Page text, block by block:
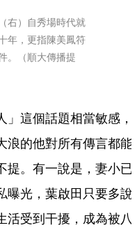
右）自秀場時代就
年，更指陳美鳳符
。（順大傳播提
」這個話題相當敏感，
浪的他對所有傳言都能
提。有一說是，妻小已
曝光，葉啟田只要多說
活受到干擾，成為被八